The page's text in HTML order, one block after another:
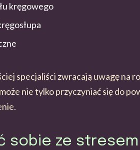
kręgowego
specjaliści zwracają uwagę na
nie tylko przyczyniać się do
sobie ze stresem